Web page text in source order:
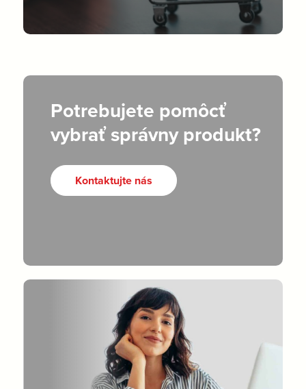
Potrebujete pomôcť
vybrať správny produkt?
Kontaktujte nás